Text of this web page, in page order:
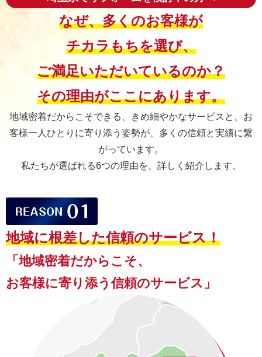
なぜ、多くのお客様が
チカラもちを選び、
ご満足いただいているのか？
その理由がここにあります。
地域密着だからこそできる、きめ細やかなサービスと、 お
客様一人ひとりに寄り添う姿勢が、多くの信頼と実績に繋
がっています。
私たちが選ばれる6つの理由を、詳しく紹介します。
地域に根差した信頼のサービス！
「地域密着だからこそ、
お客様に寄り添う信頼のサービス」